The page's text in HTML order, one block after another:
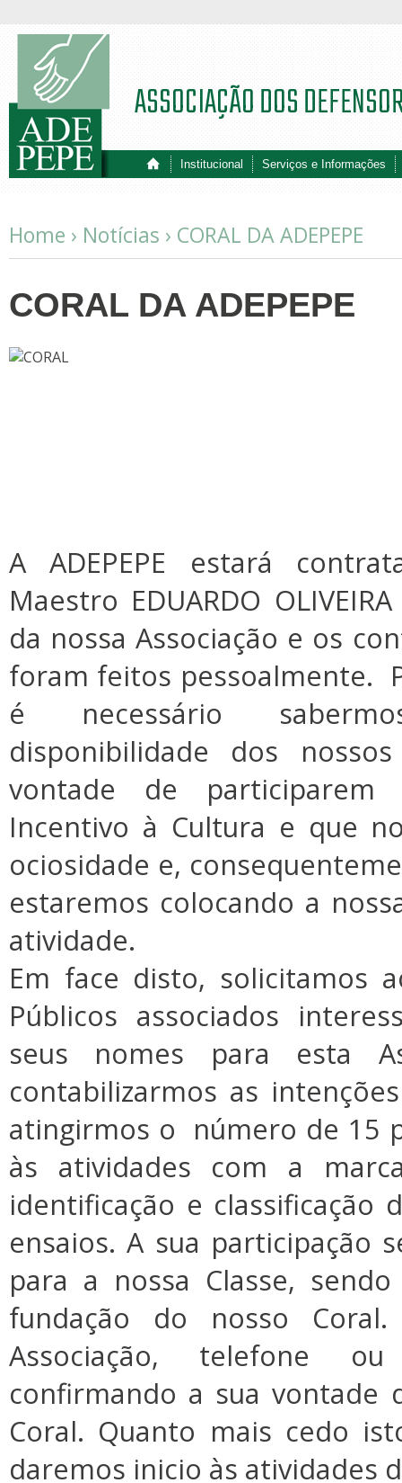
Institucional Serviços e Informações
ASSOCIAÇÃO DOS
Home › Notícias › CORAL DA ADEPEPE
CORAL DA ADEPEPE
A ADEPEPE estará
Maestro EDUARDO
da nossa Associação e os
foram feitos pessoalmente.
é necessário
disponibilidade dos
vontade de
Incentivo à Cultura e que
ociosidade e,
estaremos colocando a
atividade.
Em face disto, solicitamos
Públicos associados
seus nomes para esta
contabilizarmos as
atingirmos o número de 15
às atividades com a
identificação e classificação
ensaios. A sua participação
para a nossa Classe,
fundação do nosso
Associação, telefone
confirmando a sua vontade
Coral. Quanto mais cedo
daremos inicio às atividades